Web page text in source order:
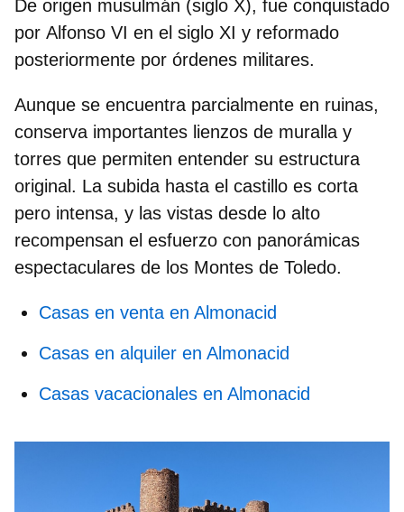
De origen musulmán (siglo X), fue conquistado
por Alfonso VI en el siglo XI y reformado
posteriormente por órdenes militares.
Aunque se encuentra parcialmente en ruinas,
conserva importantes lienzos de muralla y
torres que permiten entender su estructura
original. La subida hasta el castillo es corta
pero intensa, y las vistas desde lo alto
recompensan el esfuerzo con panorámicas
espectaculares de los Montes de Toledo.
Casas en venta en Almonacid
Casas en alquiler en Almonacid
Casas vacacionales en Almonacid